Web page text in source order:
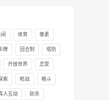
体育 像素
牌 回合制 塔防
开放世界 恋爱
索 枪战 格斗
人互动 砍杀